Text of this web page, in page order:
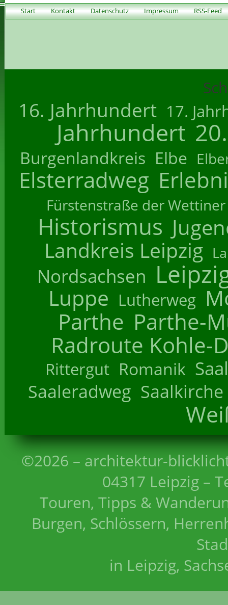
Start Kontakt Datenschutz Impressum RSS-Feed
16. Jahrhundert 17.
Jahrhundert
Burgenlandkreis Elbe
Elsterradweg
Fürstenstraße der Wettiner
Historismus
Landkreis Leipzig
Nordsachsen
Luppe Lutherweg
Parthe Parthe-
Radroute Kohle-
Rittergut Romanik
Saaleradweg Saalkirche
©2026 – architektur-
04317 Leipzig –
Touren, Tipps &
Burgen, Schlössern,
in Leipzig,